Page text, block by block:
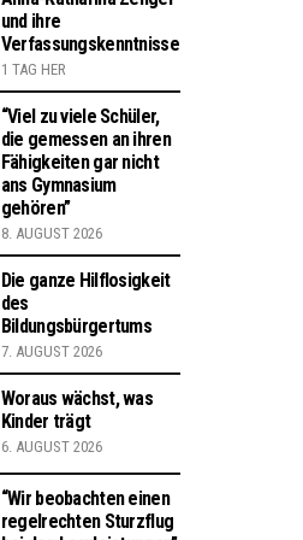
und ihre
Verfassungskenntnisse
1 TAG HER
“Viel zu viele Schüler,
die gemessen an ihren
Fähigkeiten gar nicht
ans Gymnasium
gehören”
8. AUGUST 2026
Die ganze Hilflosigkeit
des
Bildungsbürgertums
7. AUGUST 2026
Woraus wächst, was
Kinder trägt
6. AUGUST 2026
“Wir beobachten einen
regelrechten Sturzflug